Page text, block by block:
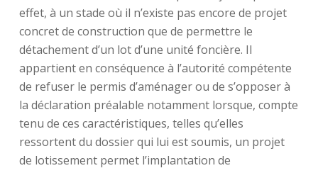
effet, à un stade où il n’existe pas encore de projet
concret de construction que de permettre le
détachement d’un lot d’une unité foncière. Il
appartient en conséquence à l’autorité compétente
de refuser le permis d’aménager ou de s’opposer à
la déclaration préalable notamment lorsque, compte
tenu de ces caractéristiques, telles qu’elles
ressortent du dossier qui lui est soumis, un projet
de lotissement permet l’implantation de